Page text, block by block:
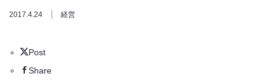
2017.4.24 経営
Post
Share